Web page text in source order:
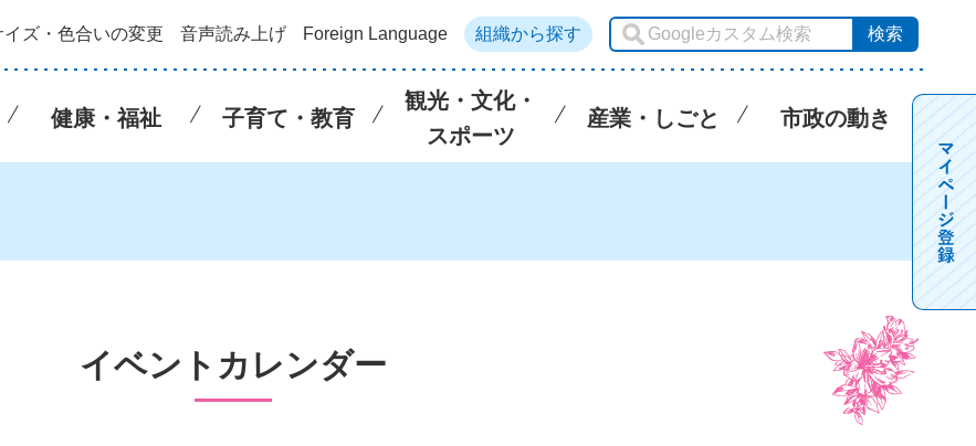
イズ・色合いの変更 音声読み上げ Foreign Language 組織から探す
健康・福祉 子育て・教育
観光・文化・
スポーツ
産業・しごと 市政の動き
イベントカレンダー